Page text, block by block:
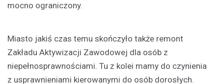
mocno ograniczony.
Miasto jakiś czas temu skończyło także remont
Zakładu Aktywizacji Zawodowej dla osób z
niepełnosprawnościami. Tu z kolei mamy do czynienia
z usprawnieniami kierowanymi do osób dorosłych.